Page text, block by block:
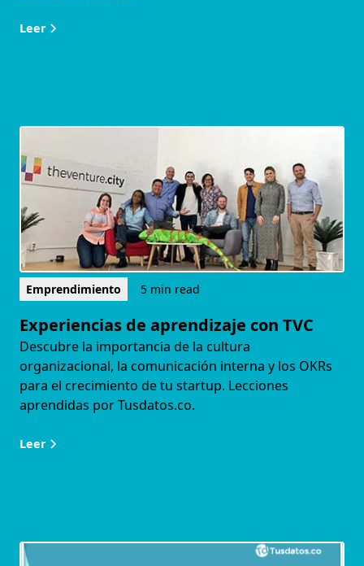
Leer
Emprendimiento 5 min read
Experiencias de aprendizaje con TVC
Descubre la importancia de la cultura
organizacional, la comunicación interna y los OKRs
para el crecimiento de tu startup. Lecciones
aprendidas por Tusdatos.co.
Leer